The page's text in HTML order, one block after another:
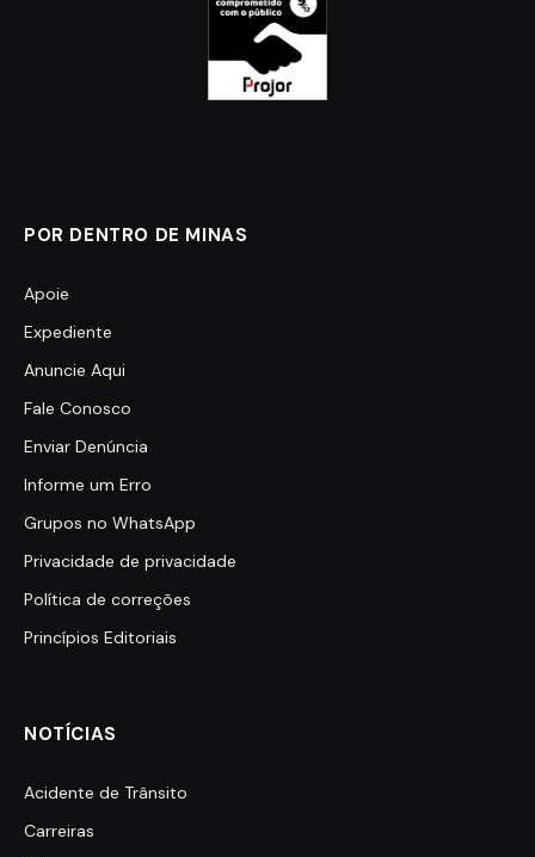
POR DENTRO DE MINAS
Apoie
Expediente
Anuncie Aqui
Fale Conosco
Enviar Denúncia
Informe um Erro
Grupos no WhatsApp
Privacidade de privacidade
Política de correções
Princípios Editoriais
NOTÍCIAS
Acidente de Trânsito
Carreiras